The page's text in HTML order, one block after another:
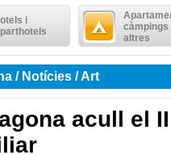
i
càmpings
altres
/ Notícies / Art
acull el